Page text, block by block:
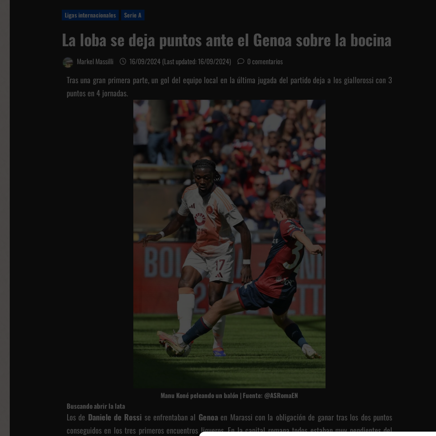
Ligas internacionales Serie A
La loba se deja puntos ante el Genoa sobre la bocina
Markel Massilli 16/09/2024 (Last updated: 16/09/2024) 0 comentarios
Tras una gran primera parte, un gol del equipo local en la última jugada del partido deja a los giallorossi con 3
puntos en 4 jornadas.
Manu Koné peleando un balón | Fuente: @ASRomaEN
Buscando abrir la lata
Los de Daniele de Rossi se enfrentaban al Genoaen Marassi con la obligación de ganar tras los dos puntos
conseguidos en los tres primeros encuentros ligueros. En la capital romana todos estaban muy pendientes del